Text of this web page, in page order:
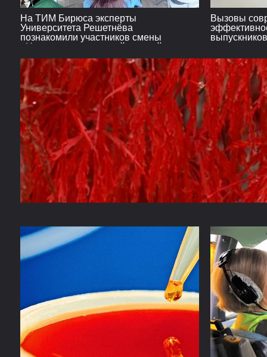
На ТИМ Бирюса эксперты
Университета Решетнёва
познакомили участников смены
«Навигатор» с водяной ракетой
Вызовы
выпускников